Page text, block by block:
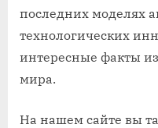
последних моделях
технологических
интересные факты
мира.
На нашем сайте вы